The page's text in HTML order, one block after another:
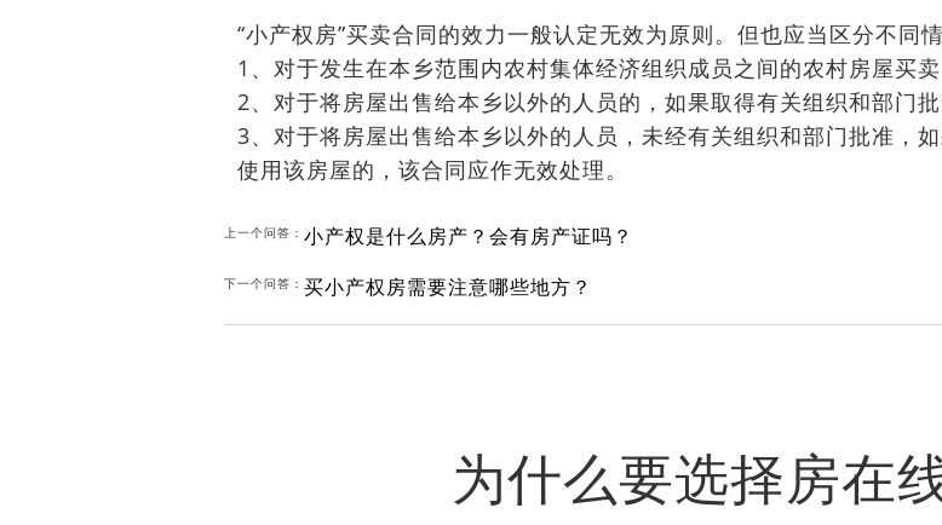
“小产权房”买卖合同的效力一般认定无效为原则。但也应当区分不同
1、对于发生在本乡范围内农村集体经济组织成员之间的农村房屋买
2、对于将房屋出售给本乡以外的人员的，如果取得有关组织和部门批
3、对于将房屋出售给本乡以外的人员，未经有关组织和部门批准，
使用该房屋的，该合同应作无效处理。
上一个问答： 小产权是什么房产？会有房产证吗？
下一个问答： 买小产权房需要注意哪些地方？
为什么要选择房在